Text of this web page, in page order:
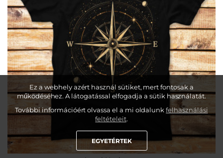
Ez a webhely azért használ sütiket, mert fontosak a
működéséhez. A látogatással elfogadja a sütik használatát.
További információért olvassa el a mi oldalunkfelhasználási
feltételeit.
EGYETÉRTEK